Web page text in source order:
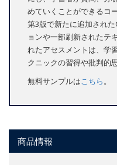
めていくことができるコ
第3版で新たに追加され
ョンや一部刷新されたテ
れたアセスメントは、学
クニックの習得や批判的
無料サンプルはこちら。
商品情報